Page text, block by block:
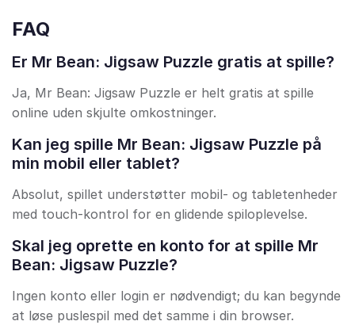
FAQ
Er Mr Bean: Jigsaw Puzzle gratis at spille?
Ja, Mr Bean: Jigsaw Puzzle er helt gratis at spille
online uden skjulte omkostninger.
Kan jeg spille Mr Bean: Jigsaw Puzzle på
min mobil eller tablet?
Absolut, spillet understøtter mobil- og tabletenheder
med touch-kontrol for en glidende spiloplevelse.
Skal jeg oprette en konto for at spille Mr
Bean: Jigsaw Puzzle?
Ingen konto eller login er nødvendigt; du kan begynde
at løse puslespil med det samme i din browser.